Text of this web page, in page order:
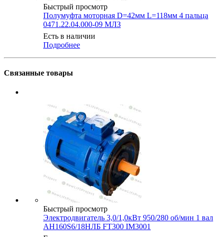
Быстрый просмотр
Полумуфта моторная D=42мм L=118мм 4 пальца
0471.22.04.000-09 МЛЗ
Есть в наличии
Подробнее
Связанные товары
Быстрый просмотр
Электродвигатель 3,0/1,0кВт 950/280 об/мин 1 вал
АН160S6/18НЛБ FT300 IM3001